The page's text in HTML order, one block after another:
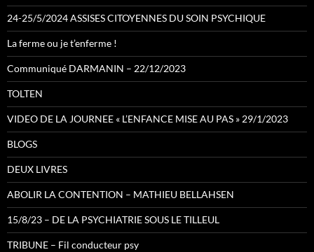
24-25/5/2024 ASSISES CITOYENNES DU SOIN PSYCHIQUE
La ferme ou je t’enferme !
Communiqué DARMANIN – 22/12/2023
TOLTEN
VIDEO DE LA JOURNEE « L’ENFANCE MISE AU PAS » 29/1/2023
BLOGS
DEUX LIVRES
ABOLIR LA CONTENTION – MATHIEU BELLAHSEN
15/8/23 – DE LA PSYCHIATRIE SOUS LE TILLEUL
TRIBUNE – Fil conducteur psy